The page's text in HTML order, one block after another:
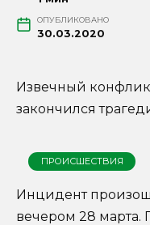
ОПУБЛИКОВАНО
30.03.2020
Извечный
закончился
ПРОИСШЕСТВИЯ
Инцидент
вечером 28 марта.